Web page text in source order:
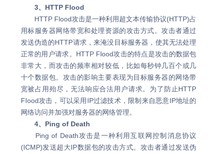
3、HTTP Flood
HTTP Flood攻击是一种利用超文本传输协议(HTTP)占
用标服务器网络带宽和处理资源的攻击方式。攻击者通过
发送伪造的HTTP请求，来淹没目标服务器，使其无法处理
正常的用户请求。HTTP Flood攻击的特点是攻击的数据包
非常大，而攻击的频率相对较低，比如每秒钟几百个或几
十个数据包。攻击的影响主要表现为目标服务器的网络带
宽被占用殆尽，无法响应合法用户请求。为了防止HTTP
FIood攻击，可以采用IP过滤技术，限制来自恶意IP地址的
网络访问并加强对服务器的网络管理。
4、Ping of Death
Ping of Death攻击是一种利用互联网控制消息协议
(ICMP)发送超大IP数据包的攻击方式。攻击者通过发送伪